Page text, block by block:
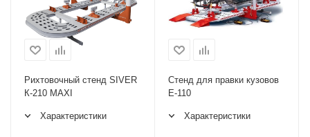
Рихтовочный стенд SIVER
К-210 MAXI
Характеристики
Стенд для правки кузовов
Е-110
Характеристики